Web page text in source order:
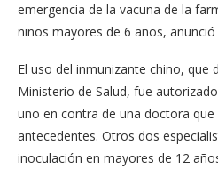
emergencia de la vacuna de la
niños mayores de 6 años,
El uso del inmunizante chino, que
Ministerio de Salud, fue
uno en contra de una doctora
antecedentes. Otros dos
inoculación en mayores de 12